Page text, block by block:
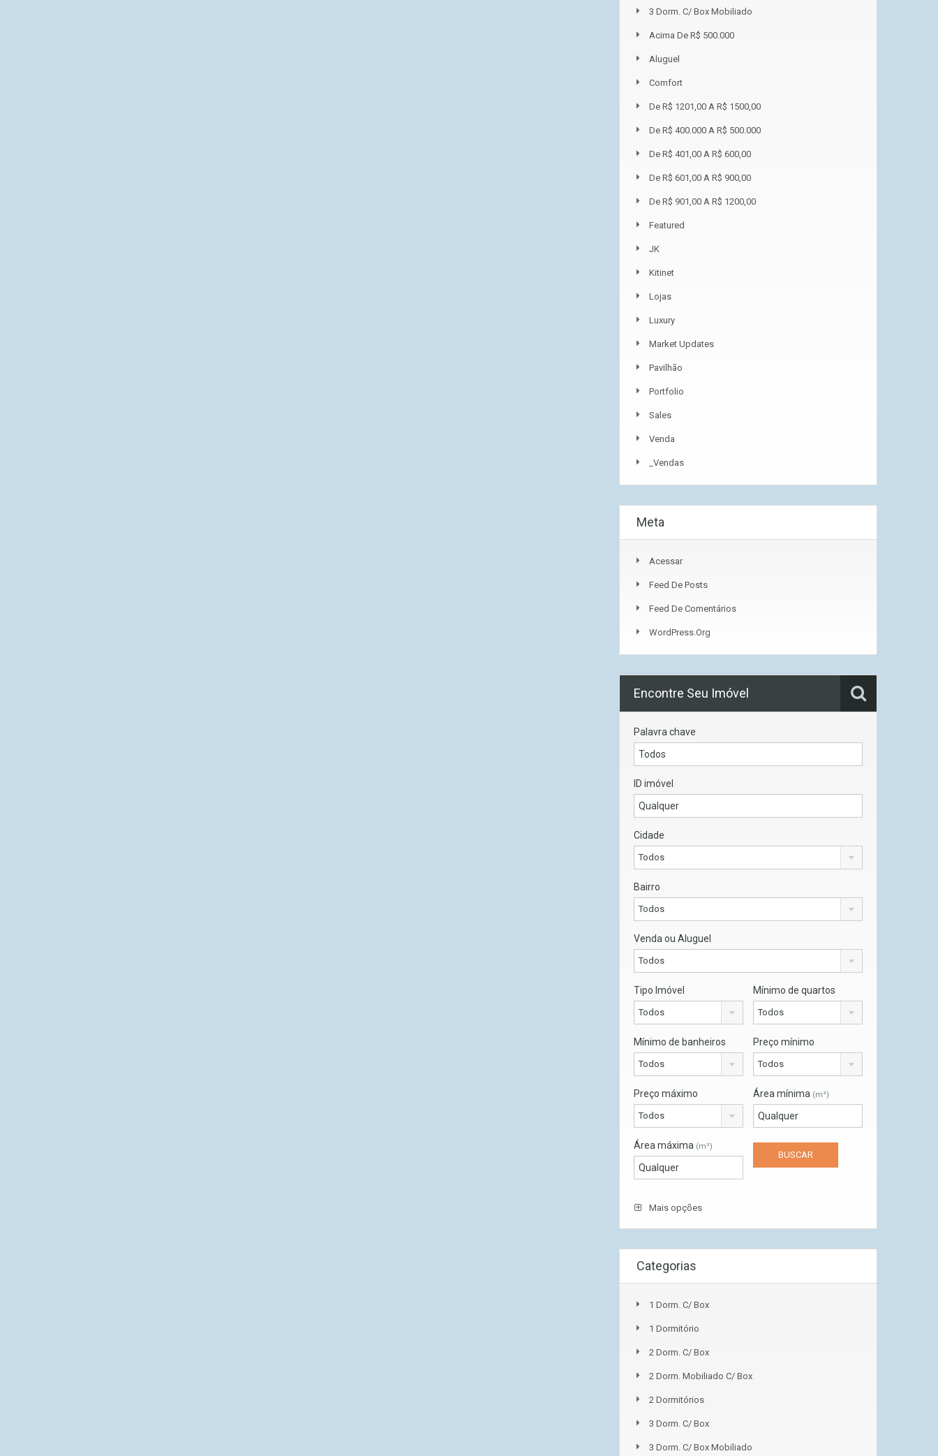
3 Dorm. C/ Box Mobiliado
Acima De R$ 500.000
Aluguel
Comfort
De R$ 1201,00 A R$ 1500,00
De R$ 400.000 A R$ 500.000
De R$ 401,00 A R$ 600,00
De R$ 601,00 A R$ 900,00
De R$ 901,00 A R$ 1200,00
Featured
JK
Kitinet
Lojas
Luxury
Market Updates
Pavilhão
Portfolio
Sales
Venda
_Vendas
Meta
Acessar
Feed De Posts
Feed De Comentários
WordPress.org
Encontre Seu Imóvel
Palavra chave
ID imóvel
Cidade
Todos
Bairro
Todos
Venda ou Aluguel
Todos
Tipo Imóvel
Todos
Mínimo de quartos
Todos
Mínimo de banheiros
Todos
Preço mínimo
Todos
Preço máximo
Todos
Área mínima (m²)
Área máxima (m²)
Mais opções
Categorias
1 Dorm. C/ Box
1 Dormitório
2 Dorm. C/ Box
2 Dorm. Mobiliado C/ Box
2 Dormitórios
3 Dorm. C/ Box
3 Dorm. C/ Box Mobiliado